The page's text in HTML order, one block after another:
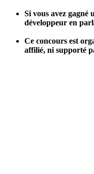
Si vous avez gagné
développeur en
Ce concours est
affilié, ni supporté